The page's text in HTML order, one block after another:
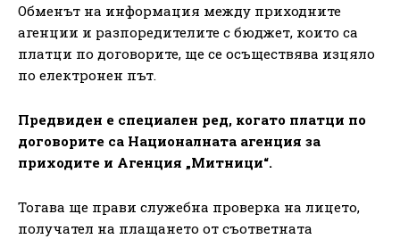
Обменът на информация между приходните
агенции и разпоредителите с бюджет, които са
платци по договорите, ще се осъществява изцяло
по електронен път.
Предвиден е специален ред, когато платци по
договорите са Националната агенция за
приходите и Агенция „Митници“.
Тогава ще прави служебна проверка на лицето,
получател на плащането от съответната